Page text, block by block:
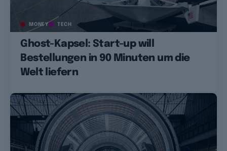
MONEY TECH
Ghost-Kapsel: Start-up will
Bestellungen in 90 Minuten um die
Welt liefern